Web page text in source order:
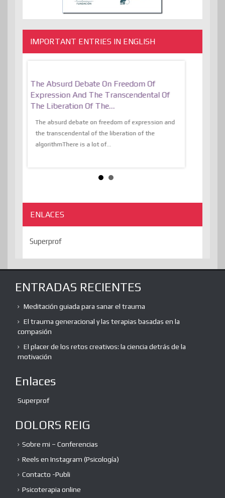
IMPORTANT ENTRIES IN ENGLISH
The Absurd Debate On Freedom Of
Expression And The Transcendental Of
The Liberation Of The…
The absurd debate on freedom of expression and
the transcendental of the liberation of the
algorithmThere is a lot of...
ENLACES
Superprof
ENTRADAS RECIENTES
Meditación guiada para sanar el trauma
El trauma generacional y las terapias basadas en la
compasión
El placer de los retos creativos: la ciencia detrás de la
motivación
Enlaces
Superprof
DOLORS REIG
Sobre mi – Conferencias
Reels en Instagram (Psicología)
Contacto -Publi
Psicoterapia online